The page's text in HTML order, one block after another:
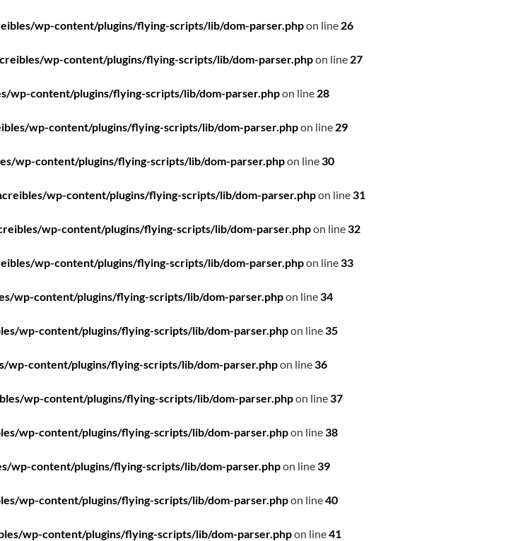
wp-content/plugins/flying-scripts/lib/dom-parser.phpon line 26
wp-content/plugins/flying-scripts/lib/dom-parser.phpon line 27
wp-content/plugins/flying-scripts/lib/dom-parser.phpon line 28
wp-content/plugins/flying-scripts/lib/dom-parser.phpon line 29
wp-content/plugins/flying-scripts/lib/dom-parser.phpon line30
wp-content/plugins/flying-scripts/lib/dom-parser.phpon line31
wp-content/plugins/flying-scripts/lib/dom-parser.phpon line32
wp-content/plugins/flying-scripts/lib/dom-parser.phpon line33
wp-content/plugins/flying-scripts/lib/dom-parser.phpon line34
wp-content/plugins/flying-scripts/lib/dom-parser.phpon line35
content/plugins/flying-scripts/lib/dom-parser.phpon line36
wp-content/plugins/flying-scripts/lib/dom-parser.phpon line37
wp-content/plugins/flying-scripts/lib/dom-parser.phpon line38
wp-content/plugins/flying-scripts/lib/dom-parser.phpon line39
wp-content/plugins/flying-scripts/lib/dom-parser.phpon line40
wp-content/plugins/flying-scripts/lib/dom-parser.phpon line41